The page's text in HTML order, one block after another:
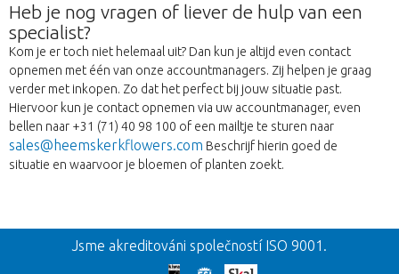
Heb je nog vragen of liever de hulp van een
specialist?
Kom je er toch niet helemaal uit? Dan kun je altijd even contact
opnemen met één van onze accountmanagers. Zij helpen je graag
verder met inkopen. Zo dat het perfect bij jouw situatie past.
Hiervoor kun je contact opnemen via uw accountmanager, even
bellen naar +31 (71) 40 98 100 of een mailtje te sturen naar
sales@heemskerkflowers.com Beschrijf hierin goed de
situatie en waarvoor je bloemen of planten zoekt.
Zpět
Jsme akreditováni společností ISO 9001.